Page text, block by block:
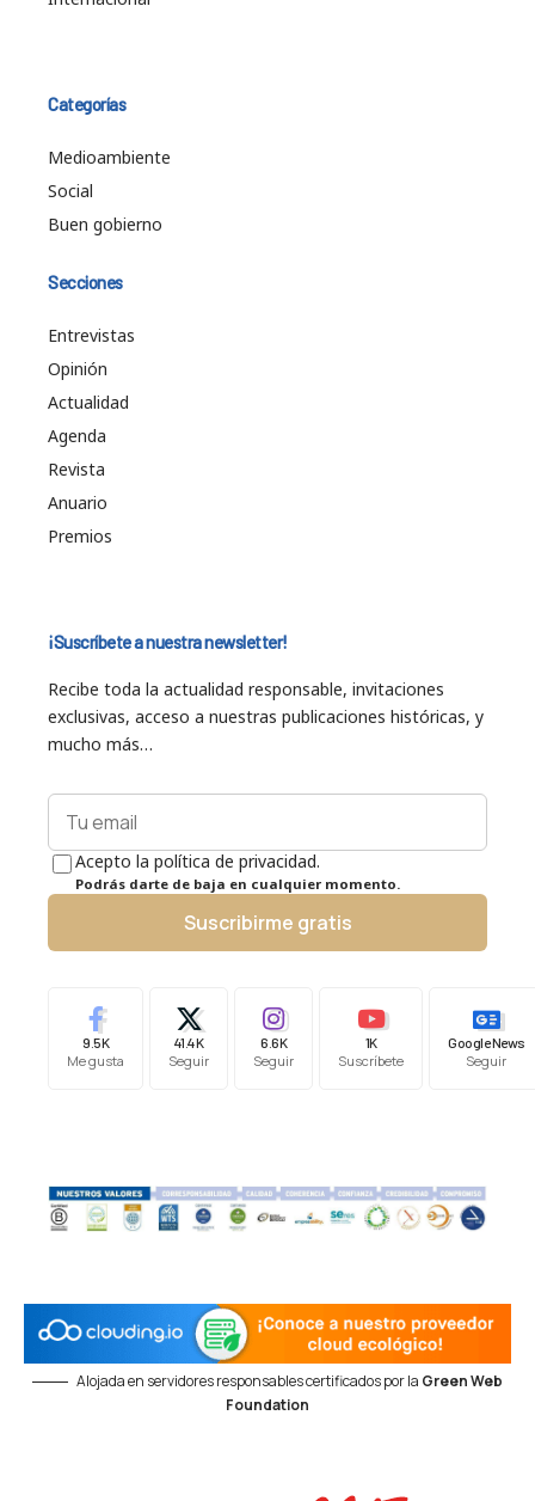
Categorías
Medioambiente
Social
Buen gobierno
Secciones
Entrevistas
Opinión
Actualidad
Agenda
Revista
Anuario
Premios
¡Suscríbete a nuestra newsletter!
Recibe toda la actualidad responsable, invitaciones
exclusivas, acceso a nuestras publicaciones históricas, y
mucho más…
Acepto la política de privacidad.
Podrás darte de baja en cualquier momento.
Suscribirme gratis
9.5K
Me gusta
41.4K
Seguir
6.6K
Seguir
1K
Suscríbete
Google News
Seguir
Alojada en servidores responsables certificados por la Green Web
Foundation